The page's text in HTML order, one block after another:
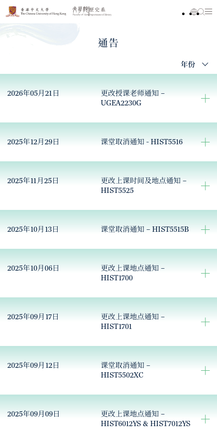
通告
年份
2026年05月21日
更改授课老师通知 –
UGEA2230G
2025年12月29日 课堂取消通知 - HIST5516
2025年11月25日
更改上课时间及地点通知 –
HIST5525
2025年10月13日 课堂取消通知 – HIST5515B
2025年10月06日
更改上课地点通知 –
HIST1700
2025年09月17日
更改上课地点通知 –
HIST1701
2025年09月12日
课堂取消通知 –
HIST5502XC
2025年09月09日
更改上课地点通知 –
HIST6012YS & HIST7012YS